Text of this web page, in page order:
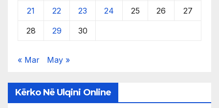
21 22 23 24 25 26 27
28 29 30
« Mar May »
Kërko Në Ulqini Online